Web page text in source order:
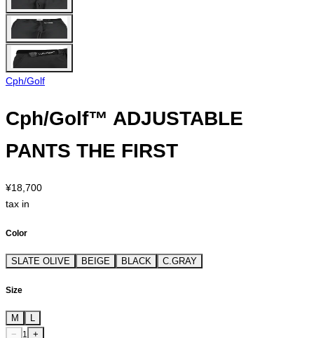
Cph/Golf
Cph/Golf™︎ ADJUSTABLE
PANTS THE FIRST
¥18,700
tax in
Color
SLATE OLIVE BEIGE BLACK C.GRAY
Size
M
L
−
1
+